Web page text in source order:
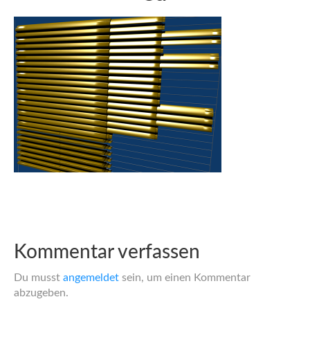
Kommentar verfassen
Du musst angemeldet sein, um einen Kommentar
abzugeben.